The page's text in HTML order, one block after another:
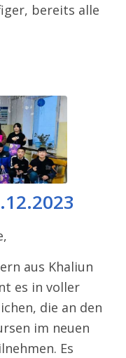
bereits alle
aus Khaliun
es in voller
die an den
im neuen
Es